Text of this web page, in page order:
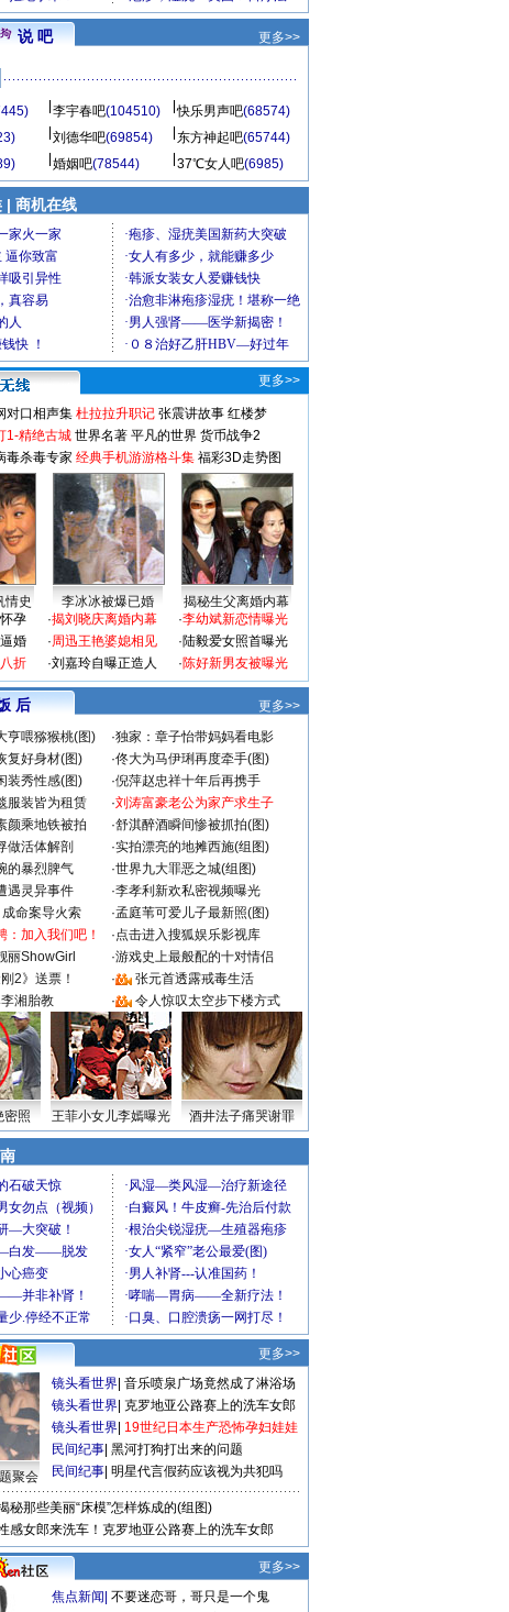
说 吧 更多>>
李宇春吧(104510) 快乐男声吧(68574)
刘德华吧(69854) 东方神起吧(65744)
婚姻吧(78544) 37℃女人吧(6985)
| 商机在线
更多>>
对口相声集 杜拉拉升职记 张震讲故事 红楼梦
1-精绝古城 世界名著 平凡的世界 货币战争2
毒杀毒专家 经典手机游游格斗集 福彩3D走势图
情史 李冰冰被爆已婚
揭秘生父离婚内幕
孕
婚
折
·揭刘晓庆离婚内幕
·周迅王艳婆媳相见
·刘嘉玲自曝正造人
·李幼斌新恋情曝光
·陆毅爱女照首曝光
·陈好新男友被曝光
后
更多>>
亨喂猕猴桃(图) ·独家：章子怡带妈妈看电影
复好身材(图) ·佟大为马伊琍再度牵手(图)
装秀性感(图) ·倪萍赵忠祥十年后再携手
服装皆为租赁 ·刘涛富豪老公为家产求生子
颜乘地铁被拍 ·舒淇醉酒瞬间惨被抓拍(图)
做活体解剖 ·实拍漂亮的地摊西施(组图)
的暴烈脾气 ·世界九大罪恶之城(组图)
遇灵异事件 ·李孝利新欢私密视频曝光
成命案导火索 ·孟庭苇可爱儿子最新照(图)
：加入我们吧！ ·点击进入搜狐娱乐影视库
丽ShowGirl ·游戏史上最般配的十对情侣
刚2》送票！ ·
张元首透露戒毒生活
湘胎教 · 令人惊叹太空步下楼方式
密照 王菲小女儿李嫣曝光 酒井法子痛哭谢罪
更多>>
聚会
镜头看世界 音乐喷泉广场竟然成了淋浴场
镜头看世界 克罗地亚公路赛上的洗车女郎
镜头看世界 19世纪日本生产恐怖孕妇娃娃
民间纪事 黑河打狗打出来的问题
民间纪事 明星代言假药应该视为共犯吗
秘那些美丽“床模”怎样炼成的(组图)
感女郎来洗车！克罗地亚公路赛上的洗车女郎
更多>>
焦点新闻 不要迷恋哥，哥只是一个鬼